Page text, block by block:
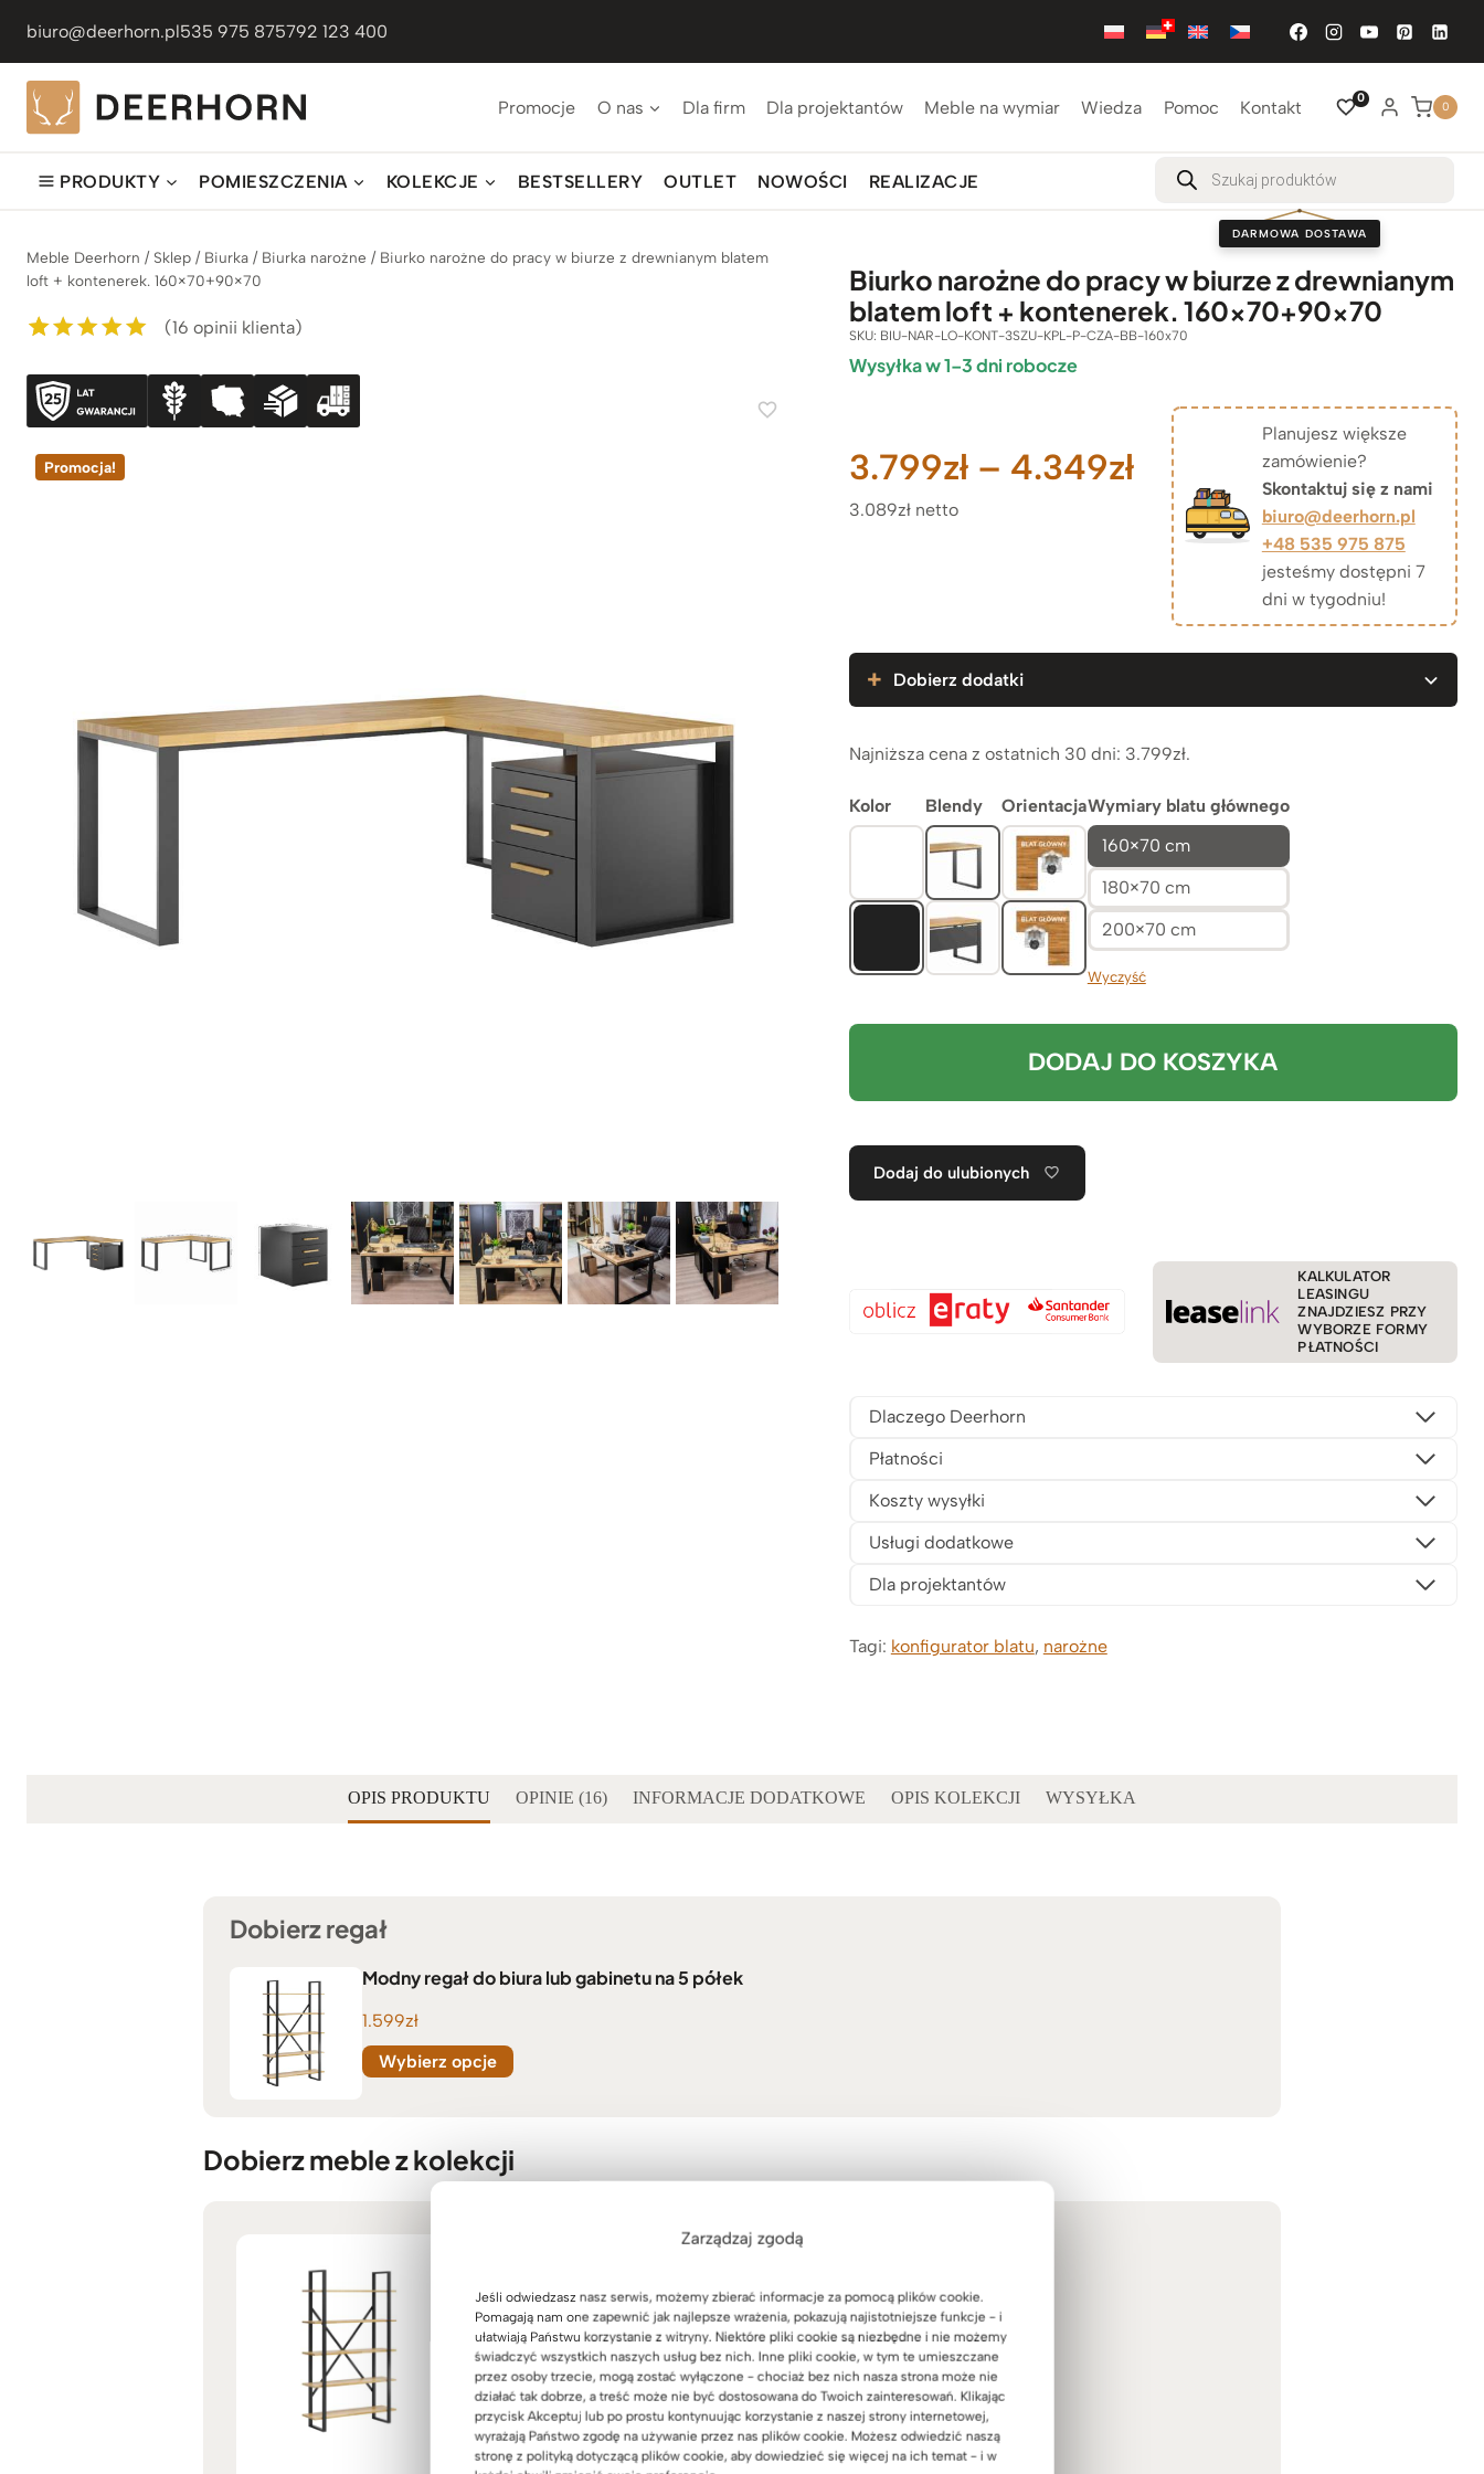
Zarządzaj zgodą
Jeśli odwiedzasz nasz serwis, możemy zbierać informacje za pomocą plików cookie.
Pomagają nam one zapewnić jak najlepsze wrażenia, pokazują najistotniejsze funkcje - i
ułatwiają Państwu korzystanie z witryny. Niektóre pliki cookie są niezbędne i nie możemy
świadczyć wszystkich naszych usług bez nich. Inne pliki cookie, w tym te umieszczane
przez osoby trzecie, mogą zostać wyłączone - chociaż bez nich nasza strona może nie
działać tak dobrze, a treść może nie być dostosowana do Twoich zainteresowań. Klikając
przycisk Akceptuj lub po prostu kontynuując korzystanie z naszej strony internetowej,
wyrażają Państwo zgodę na używanie przez nas plików cookie. Możesz odwiedzić naszą
stronę z polityką dotyczącą plików cookie, aby dowiedzieć się więcej na ich temat - i w
treści
biuro@deerhorn.pl535 975 875792 123 400
Promocje O nas Dla firm Dla projektantów Meble na wymiar Wiedza Pomoc Kontakt 0
0
PRODUKTY POMIESZCZENIA KOLEKCJE BESTSELLERY OUTLET NOWOŚCI REALIZACJE
Wyszukiwarka
produktów
DARMOWA DOSTAWA
Meble Deerhorn / Sklep / Biurka / Biurka narożne / Biurko narożne do pracy w biurze z drewnianym blatem
loft + kontenerek. 160×70+90×70
5.00na 5 na
podstawie
ocen
klientów
(16 opinii klienta)
Promocja!
Biurko narożne do pracy w biurze z drewnianym
blatem loft + kontenerek. 160×70+90×70
SKU: BIU-NAR-LO-KONT-3SZU-KPL-P-CZA-BB-160x70
Wysyłka w 1–3 dni robocze
3.799zł – 4.349złZakres
cen:
od
3.799zł
4.349zł
3.089zł netto
Planujesz większe
zamówienie?
Skontaktuj się z nami
biuro@deerhorn.pl
+48 535 975 875
jesteśmy dostępni 7
dni w tygodniu!
Dobierz dodatki
Najniższa cena z ostatnich 30 dni: 3.799zł.
Kolor Blendy OrientacjaWymiary blatu głównego
160×70 cm
180×70 cm
200×70 cm
Wyczyść
DODAJ DO KOSZYKA
Dodaj do ulubionych
KALKULATOR
LEASINGU
ZNAJDZIESZ PRZY
WYBORZE FORMY
PŁATNOŚCI
Dlaczego Deerhorn
Płatności
Koszty wysyłki
Usługi dodatkowe
Dla projektantów
Tagi: konfigurator blatu, narożne
OPIS PRODUKTU OPINIE (16) INFORMACJE DODATKOWE OPIS KOLEKCJI WYSYŁKA
Dobierz regał
Modny regał do biura lub gabinetu na 5 półek
1.599zł
Wybierz opcje
Dobierz meble z kolekcji